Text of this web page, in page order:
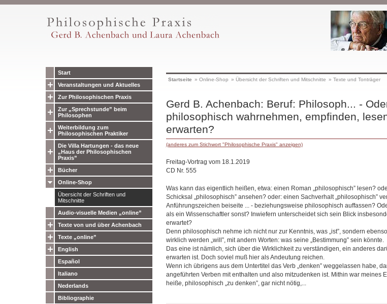
Start
Veranstaltungen und Aktuelles
Zur Philosophischen Praxis
Zur „Sprechstunde” beim
Philosophen
Weiterbildung zum
Philosophischen Praktiker
Die Villa Hartungen - das neue
„Haus der Philosophischen
Praxis”
Bücher
Online-Shop
Übersicht der Schriften und
Mitschnitte
Audio-visuelle Medien „online”
Texte von und über Achenbach
Texte „online”
English
Español
Italiano
Nederlands
Bibliographie
Startseite » Online-Shop » Übersicht der Schriften und Mitschnitte » Texte und Tonträger
Gerd B. Achenbach: Beruf: Philosoph... -
philosophisch wahrnehmen, empfinden,
erwarten?
(anderes zum Stichwort "Philosophische Praxis" anzeigen)
Freitag-Vortrag vom 18.1.2019
CD Nr. 555
Was kann das eigentlich heißen, etwa: einen Roman „philosophisch” lesen?
Schicksal „philosophisch” ansehen? oder: einen Sachverhalt „philosophisch”
Anführungszeichen beiseite ... - beziehungsweise philosophisch auffassen?
als ein Wissenschaftler sonst? Inwiefern unterscheidet sich sein Blick
erwartet?
Denn philosophisch nehme ich nicht nur zur Kenntnis, was „ist”, sondern
wirklich werden „will”, mit andern Worten: was seine „Bestimmung” sein könnte.
Das eine ist nämlich, sich über die Wirklichkeit zu verständigen, ein anderes
erwarten ist. Doch soviel muß hier als Andeutung reichen.
Wenn ich übrigens aus dem Untertitel das Verb „denken” weggelassen habe,
angeführten Verben mit enthalten und also mitzudenken ist. Mithin war meines
heiße, philosophisch „zu denken”, gar nicht nötig,...